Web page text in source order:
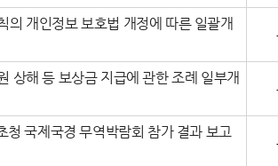
의 개인정보 보호법 개정에 따른 일괄개
상해 등 보상금 지급에 관한 조례 일부개
국제국경 무역박람회 참가 결과 보고